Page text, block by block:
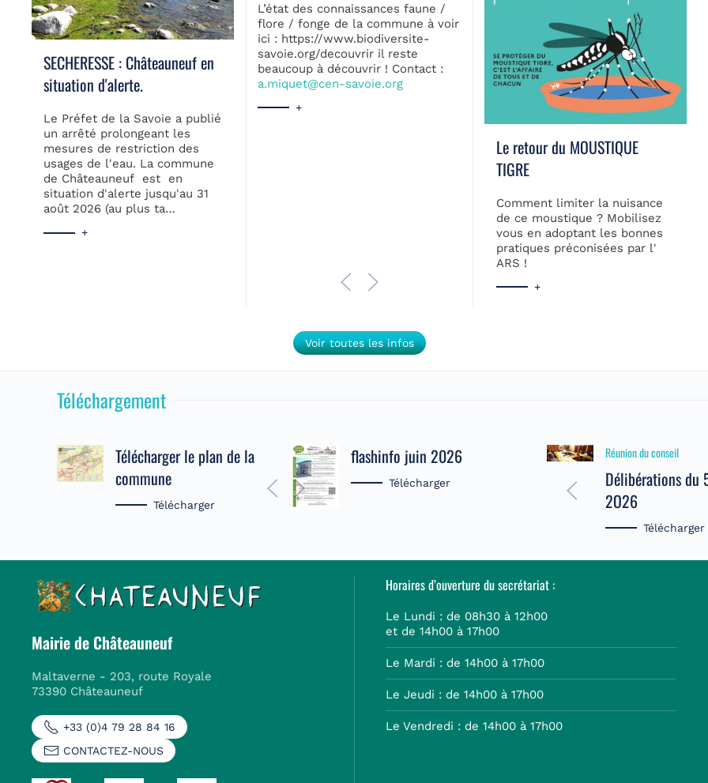
SECHERESSE : Châteauneuf en
situation d'alerte.
Le Préfet de la Savoie a publié
un arrêté prolongeant les
mesures de restriction des
usages de l'eau. La commune
de Châteauneuf est en
situation d'alerte jusqu'au 31
août 2026 (au plus ta…
+
L’état des connaissances faune /
flore / fonge de la commune à voir
ici : https://www.biodiversite-
savoie.org/decouvrir il reste
beaucoup à découvrir ! Contact :
a.miquet@cen-savoie.org
+
Le retour du MOUSTIQUE
TIGRE
Comment limiter la nuisance
de ce moustique ? Mobilisez
vous en adoptant les bonnes
pratiques préconisées par l'
ARS !
+
Voir toutes les infos
Téléchargement
Télécharger le plan de la
commune
Télécharger
flashinfo juin 2026
Télécharger
Bulletin janvier 2026
Télécharger
Réunion du conseil
Délibérations du
2O26
Télécharger
Mairie de Châteauneuf
Maltaverne - 203, route Royale
73390 Châteauneuf
+33 (0)4 79 28 84 16
CONTACTEZ-NOUS
Horaires d’ouverture du secrétariat :
Le Lundi : de 08h30 à 12h00
et de 14h00 à 17h00
Le Mardi : de 14h00 à 17h00
Le Jeudi : de 14h00 à 17h00
Le Vendredi : de 14h00 à 17h00